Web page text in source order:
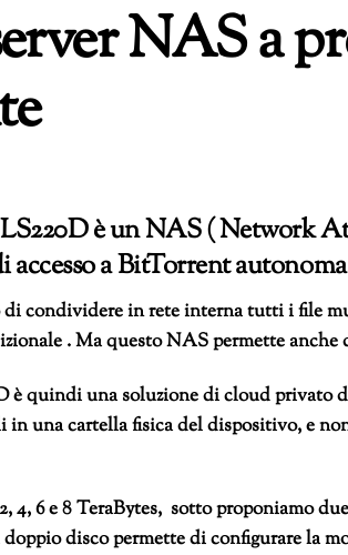
NAS a
èun NAS (Network
accesso a BitTorrent
condividere in rete interna tutti i file
. Ma questo NAS permette anche
quindi una soluzione di cloud privato
una cartella fisica del dispositivo, e
4, 6 e 8 TeraBytes, sotto proponiamo
disco permette di configurare la